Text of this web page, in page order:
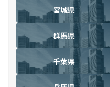
宮城県
群馬県
千葉県